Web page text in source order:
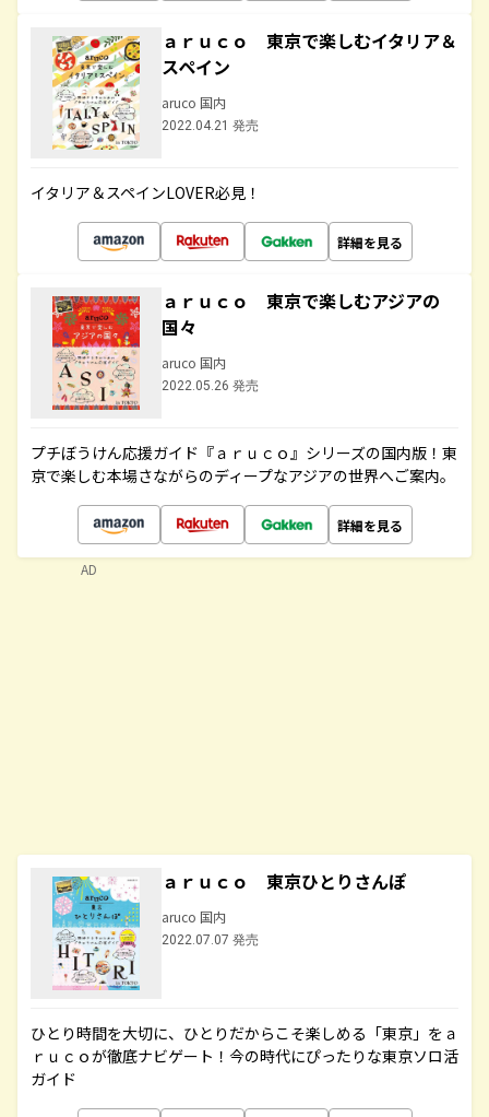
ａｒｕｃｏ 東京で楽しむイタリア＆
スペイン
aruco 国内
2022.04.21 発売
イタリア＆スペインLOVER必見！
詳細を見る
ａｒｕｃｏ 東京で楽しむアジアの
国々
aruco 国内
2022.05.26 発売
プチぼうけん応援ガイド『ａｒｕｃｏ』シリーズの国内版！東
京で楽しむ本場さながらのディープなアジアの世界へご案内。
詳細を見る
ａｒｕｃｏ 東京ひとりさんぽ
aruco 国内
2022.07.07 発売
ひとり時間を大切に、ひとりだからこそ楽しめる「東京」をａ
ｒｕｃｏが徹底ナビゲート！今の時代にぴったりな東京ソロ活
ガイド
AD